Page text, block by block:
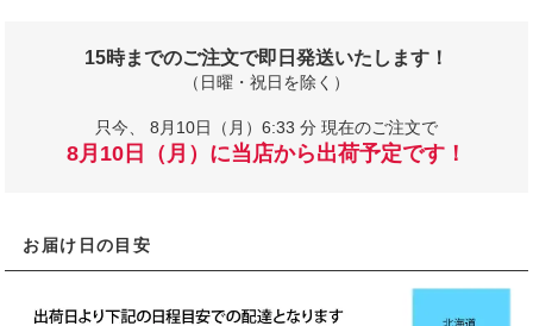
15時までのご注文で即日発送いたします！
（日曜・祝日を除く）
只今、 8月10日（月）6:33 分 現在のご注文で
8月10日（月）に当店から出荷予定です！
お届け日の目安